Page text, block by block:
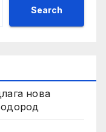
Search
нова